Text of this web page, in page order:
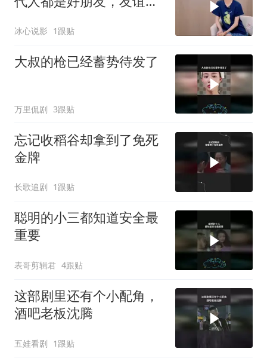
冰心说影 1跟贴
大叔的枪已经蓄势待发了
万里侃剧 3跟贴
忘记收稻谷却拿到了免死
金牌
长歌追剧 1跟贴
聪明的小三都知道安全最
重要
表哥剪辑君 4跟贴
这部剧里还有个小配角，
酒吧老板沈腾
五娃看剧 1跟贴